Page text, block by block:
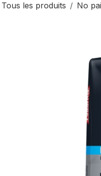
Tous les produits No